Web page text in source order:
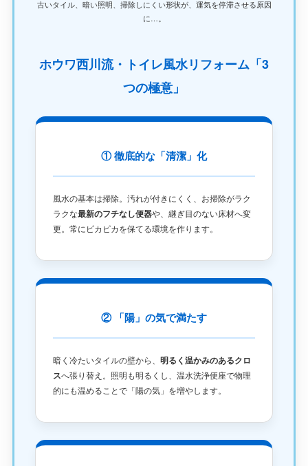
古いタイル、暗い照明、掃除しにくい形状が、運気を停滞させる原因
に…。
ホウワ西川流・トイレ風水リフォーム「3
つの極意」
① 徹底的な「清潔」化
風水の基本は掃除。汚れが付きにくく、お掃除がラク
ラクな最新のフチなし便器や、継ぎ目のない床材へ変
更。常にピカピカを保てる環境を作ります。
② 「陽」の気で満たす
暗く冷たいタイルの壁から、 明るく温かみのあるクロ
スへ張り替え。照明も明るくし、温水洗浄便座で物理
的にも温めることで「陽の気」を増やします。